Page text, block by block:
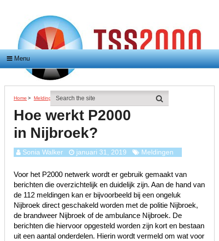
Menu
Home > Meldingen > Hoe Werkt P2000 In Nijbroek?
Hoe werkt P2000
in Nijbroek?
Sonia Walker januari 31, 2019 Meldingen
Voor het P2000 netwerk wordt er gebruik gemaakt van
berichten die overzichtelijk en duidelijk zijn. Aan de hand van
de 112 meldingen kan er bijvoorbeeld bij een ongeluk
Nijbroek direct geschakeld worden met de politie Nijbroek,
de brandweer Nijbroek of de ambulance Nijbroek. De
berichten die hiervoor opgesteld worden zijn kort en bestaan
uit een aantal onderdelen. Hierin wordt vermeld om wat voor